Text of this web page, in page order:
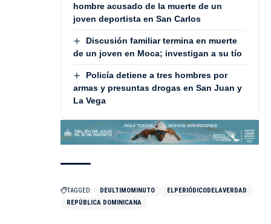
hombre acusado de la muerte de un
joven deportista en San Carlos
Discusión familiar termina en muerte
de un joven en Moca; investigan a su tío
Policía detiene a tres hombres por
armas y presuntas drogas en San Juan y
La Vega
TAGGED: DEULTIMOMINUTO
ELPERIÓDICODELAVERDAD
REPÚBLICA DOMINICANA